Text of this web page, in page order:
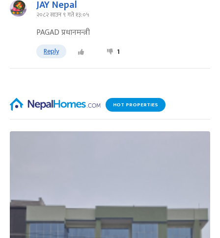
JAY Nepal
२०८२ साउन ९ गते १३:०५
PAGAD प्रधानमन्त्री
Reply 1
HOT PROPERTIES